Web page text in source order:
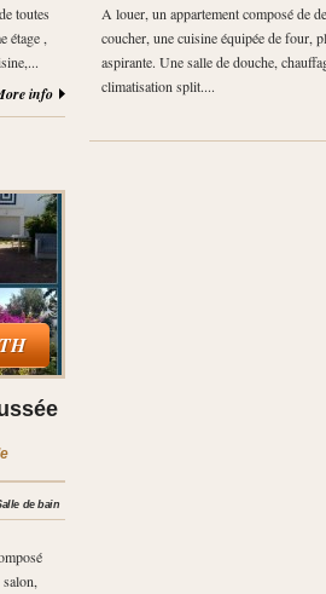
toutes
étage ,
info
A louer, un appartement composé de
coucher, une cuisine équipée de four,
aspirante. Une salle de douche,
climatisation split....
de bain